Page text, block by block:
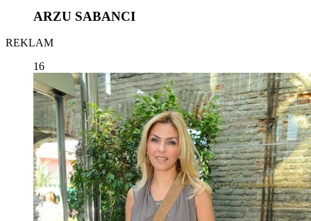
ARZU SABANCI
REKLAM
16